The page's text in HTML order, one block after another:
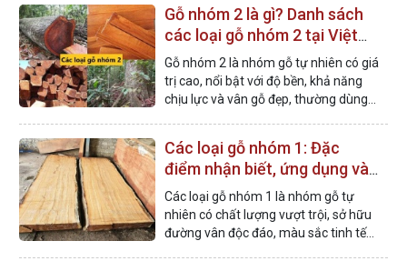
Gỗ nhóm 2 là gì? Danh sách
các loại gỗ nhóm 2 tại Việt
Nam
Gỗ nhóm 2 là nhóm gỗ tự nhiên có giá
trị cao, nổi bật với độ bền, khả năng
chịu lực và vân gỗ đẹp, thường dùng
Các loại gỗ nhóm 1: Đặc
điểm nhận biết, ứng dụng và
bảng giá
Các loại gỗ nhóm 1 là nhóm gỗ tự
nhiên có chất lượng vượt trội, sở hữu
đường vân độc đáo, màu sắc tinh tế